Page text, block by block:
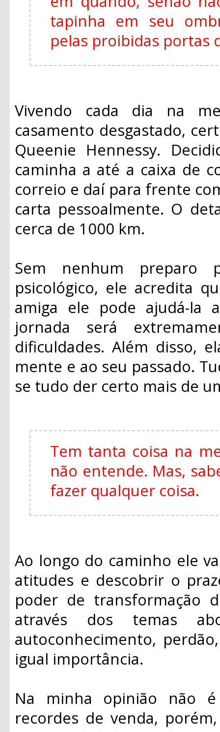
tapinha em seu
pelas proibidas portas
Vivendo cada dia na
casamento desgastado,
Queenie Hennessy.
caminha a até a caixa de
correio e daí para frente
carta pessoalmente. O
cerca de 1000 km.
Sem nenhum
psicológico, ele acredita
amiga ele pode ajudá-la
jornada será
dificuldades. Além disso,
mente e ao seu passado.
se tudo der certo mais de
Tem tanta coisa na
não entende. Mas,
fazer qualquer coisa.
Ao longo do caminho ele
atitudes e descobrir o
poder de transformação
através dos temas
autoconhecimento,
igual importância.
Na minha opinião não
recordes de venda,